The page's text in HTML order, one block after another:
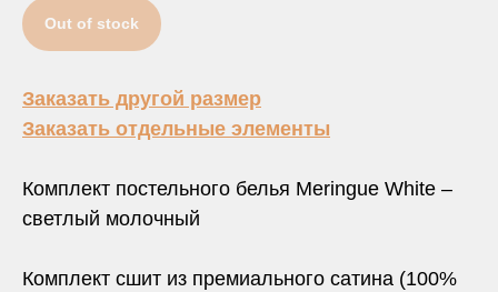
Out of stock
Заказать другой размер
Заказать отдельные элементы
Комплект постельного белья Meringue White –
светлый молочный
Комплект сшит из премиального сатина (100%